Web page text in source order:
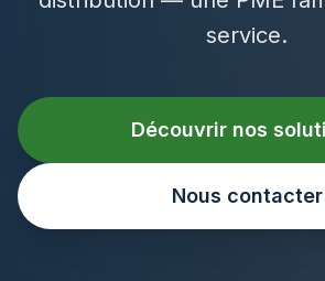
service.
Découvrir nos
Nous contacter